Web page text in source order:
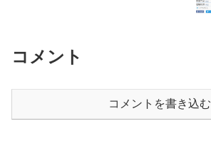
コメント
コメントを書き込む